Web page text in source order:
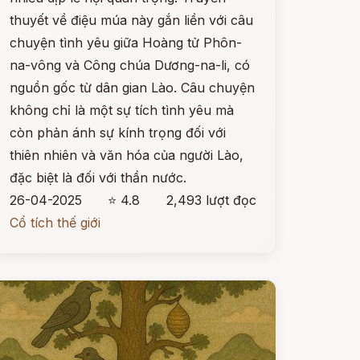
thuyết về điệu múa này gắn liền với câu
chuyện tình yêu giữa Hoàng tử Phôn-
na-vông và Công chúa Dương-na-li, có
nguồn gốc từ dân gian Lào. Câu chuyện
không chỉ là một sự tích tình yêu mà
còn phản ánh sự kính trọng đối với
thiên nhiên và văn hóa của người Lào,
đặc biệt là đối với thần nước.
26-04-2025
⭐ 4.8
2,493 lượt đọc
Cổ tích thế giới